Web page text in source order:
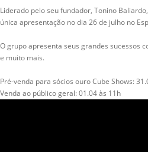
Liderado pelo seu fundador, Tonino
única apresentação no dia 26 de julho no
O grupo apresenta seus grandes sucessos
e muito mais.
Pré-venda para sócios ouro Cube Shows:
Venda ao público geral: 01.04 às 11h